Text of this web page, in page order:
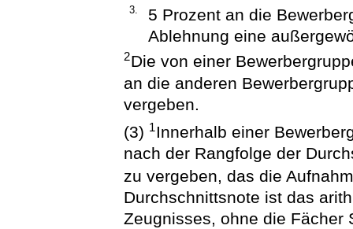
3.
5 Prozent an die
Ablehnung eine
2Die von einer
an die anderen
vergeben.
(3) 1 Innerhalb einer
nach der Rangfolge der
zu vergeben, das die
Durchschnittsnote ist das
Zeugnisses, ohne die Fächer